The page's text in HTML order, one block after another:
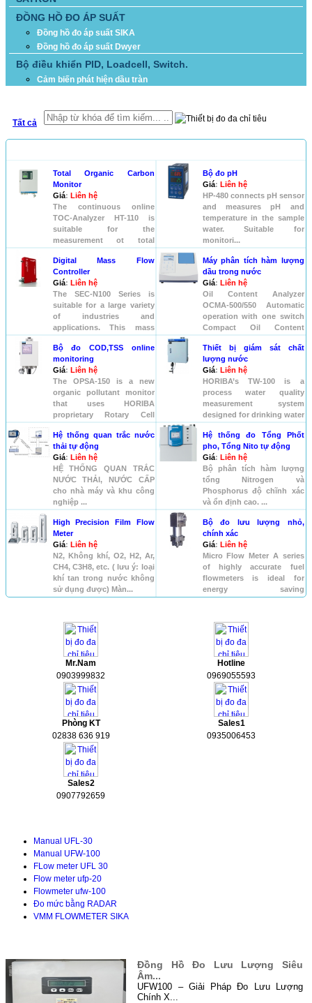
ĐỒNG HỒ ĐO ÁP SUẤT
Đồng hồ đo áp suất SIKA
Đồng hồ đo áp suất Dwyer
Bộ điều khiển PID, Loadcell, Switch.
Cảm biến phát hiện dầu tràn
Tất cả
Total Organic Carbon
Monitor
Giá: Liên hệ
The continuous online
TOC-Analyzer HT-110 is
suitable for the
measurement ot total
organic carbons i...
Bộ đo pH
Giá: Liên hệ
HP-480 connects pH sensor
and measures pH and
temperature in the sample
water. Suitable for
monitori...
Digital Mass Flow
Controller
Giá: Liên hệ
The SEC-N100 Series is
suitable for a large variety
of industries and
applications. This mass
flow c...
Máy phân tích hàm lượng
dầu trong nước
Giá: Liên hệ
Oil Content Analyzer
OCMA-500/550 Automatic
operation with one switch
Compact Oil Content
Analyzer...
Bộ đo COD,TSS online
monitoring
Giá: Liên hệ
The OPSA-150 is a new
organic pollutant monitor
that uses HORIBA
proprietary Rotary Cell
Length Modu...
Thiết bị giám sát chất
lượng nước
Giá: Liên hệ
HORIBA’s TW-100 is a
process water quality
measurement system
designed for drinking water
and water ...
Hệ thống quan trắc nước
thải tự động
Giá: Liên hệ
HỆ THỐNG QUAN TRẮC
NƯỚC THẢI, NƯỚC CẤP
cho nhà máy và khu công
nghiệp ...
Hệ thống đo Tổng Phốt
pho, Tổng Nito tự động
Giá: Liên hệ
Bộ phân tích hàm lượng
tổng Nitrogen và
Phosphorus độ chĩnh xác
và ổn định cao. ...
High Precision Film Flow
Meter
Giá: Liên hệ
N2, Không khí, O2, H2, Ar,
CH4, C3H8, etc. ( lưu ý: loại
khí tan trong nước không
sử dụng được) Màn...
Bộ đo lưu lượng nhỏ,
chính xác
Giá: Liên hệ
Micro Flow Meter A series
of highly accurate fuel
flowmeters is ideal for
energy saving
measures.C...
Mr.Nam
0903999832
Hotline
0969055593
Phòng KT
02838 636 919
Sales1
0935006453
Sales2
0907792659
Manual UFL-30
Manual UFW-100
FLow meter UFL 30
Flow meter ufp-20
Flowmeter ufw-100
Đo mức bằng RADAR
VMM FLOWMETER SIKA
Đồng Hồ Đo Lưu Lượng Siêu
Âm...
UFW100 – Giải Pháp Đo Lưu Lượng
Chính X...